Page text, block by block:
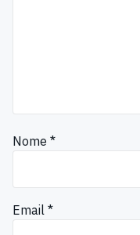
Nome *
Email *